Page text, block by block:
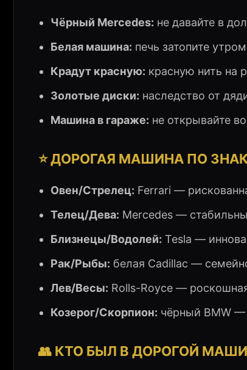
Чёрный Mercedes: не давайте в
Белая машина: печь затопите
Крадут красную: красную нить на
Золотые диски: наследство от
Машина в гараже: не открывайте
⭐ ДОРОГАЯ МАШИНА ПО
Овен/Стрелец: Ferrari —
Телец/Дева: Mercedes —
Близнецы/Водолей: Tesla —
Рак/Рыбы: белая Cadillac —
Лев/Весы: Rolls-Royce —
Козерог/Скорпион: чёрный BMW —
👥 КТО БЫЛ В ДОРОГОЙ